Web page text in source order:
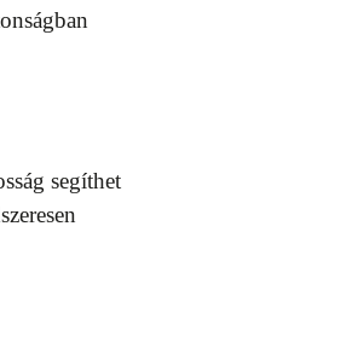
segíthet